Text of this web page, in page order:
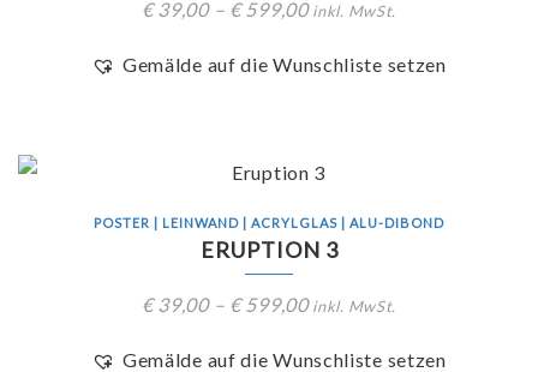
€39,00– €599,00 inkl. MwSt.
Gemälde auf die Wunschliste setzen
POSTER | LEINWAND | ACRYLGLAS | ALU-DIBOND
ERUPTION 3
€39,00– €599,00 inkl. MwSt.
Gemälde auf die Wunschliste setzen